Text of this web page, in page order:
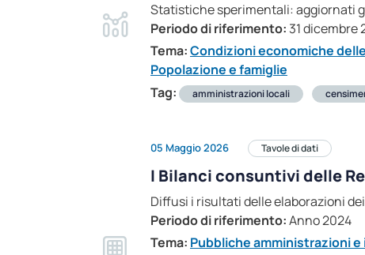
Statistiche sperimentali: aggiornati
Periodo di riferimento: 31 dicembre
Tema:Condizioni economiche
Popolazione e famiglie
Tag:
amministrazioni locali
05 Maggio 2026 Tavole di dati
I Bilanci consuntivi delle
Diffusi i risultati delle elaborazioni
Periodo di riferimento:Anno 2024
Tema: Pubbliche amministrazioni